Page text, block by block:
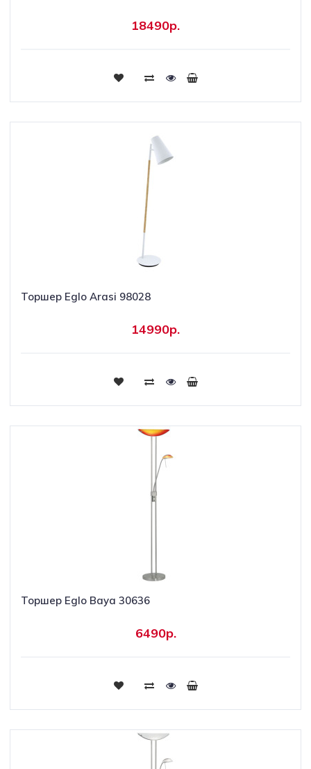
18490р.
Купить
Торшер Eglo Arasi 98028
14990р.
Купить
Торшер Eglo Baya 30636
6490р.
Купить